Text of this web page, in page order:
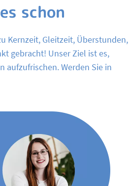
schon
Kernzeit, Gleitzeit, Überstunden,
gebracht! Unser Ziel ist es,
aufzufrischen. Werden Sie in